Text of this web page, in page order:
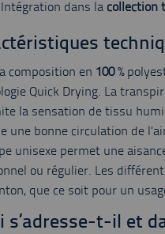
Intégration dans la collection
composition en 100%
Quick Drying. La
la sensation de tissu
une bonne circulation de
unisexe permet une
ou régulier. Les
que ce soit pour un
s’adresse-t-il et